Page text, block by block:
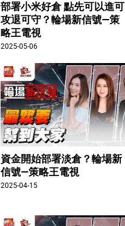
部署小米好倉 點先可以進可
攻退可守？輪場新信號—策
略王電視
2025-05-06
資金開始部署淡倉？輪場新
信號—策略王電視
2025-04-15